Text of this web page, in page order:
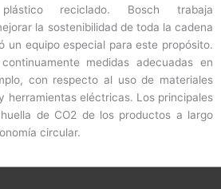
reciclado. Bosch trabaja
la sostenibilidad de toda la cadena
un equipo especial para este propósito.
medidas adecuadas en
con respecto al uso de materiales
herramientas eléctricas. Los principales
de CO2 de los productos a largo
circular.